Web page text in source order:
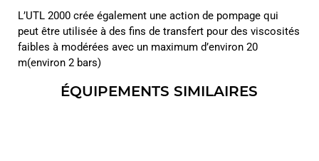
L’UTL 2000 crée également une action de pompage qui
peut être utilisée à des fins de transfert pour des viscosités
faibles à modérées avec un maximum d’environ 20
m(environ 2 bars)
ÉQUIPEMENTS SIMILAIRES